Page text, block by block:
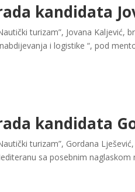
kandidata
turizam”, Jovana Kaljević,
i logistike “, pod
kandidata
turizam”, Gordana
sa posebnim